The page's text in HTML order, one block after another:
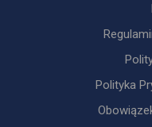
Polityka